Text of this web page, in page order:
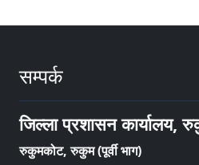
सम्पर्क
जिल्ला प्रशासन कार्यालय,
रुकुमकोट, रुकुम (पूर्वी भाग)